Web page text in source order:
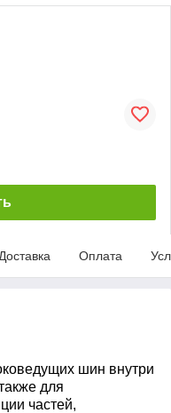
Доставка Оплата
шин внутри
для
частей,